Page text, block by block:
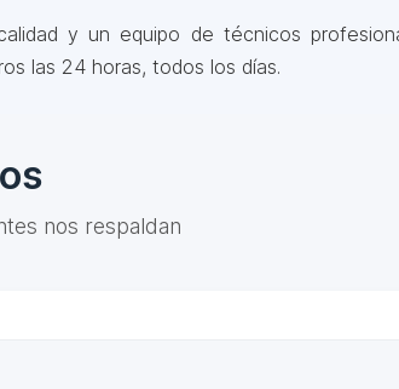
y un equipo de técnicos
las 24 horas, todos los días.
nos respaldan